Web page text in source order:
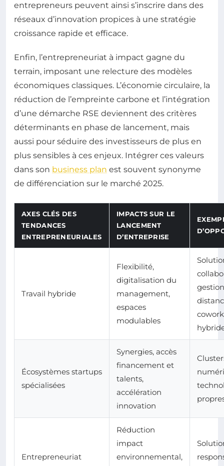
entrepreneurs peuvent ainsi s’inscrire dans des
réseaux d’innovation propices à une stratégie
croissance rapide et efficace.
Enfin, l’entrepreneuriat à impact gagne du
terrain, imposant une relecture des modèles
économiques classiques. L’économie circulaire, la
réduction de l’empreinte carbone et l’intégration
d’une démarche RSE deviennent des critères
déterminants en phase de lancement, mais
aussi pour séduire des investisseurs de plus en
plus sensibles à ces enjeux. Intégrer ces valeurs
dans son business plan est souvent synonyme
de différenciation sur le marché 2025.
AXES CLÉS DES
TENDANCES
ENTREPRENEURIALES
IMPACTS SUR LE
LANCEMENT
D’ENTREPRISE
Travail hybride
Flexibilité,
digitalisation du
management,
espaces
modulables
Écosystèmes startups
spécialisées
Synergies, accès
financement et
talents,
accélération
innovation
Entrepreneuriat
Réduction
impact
environnemental,